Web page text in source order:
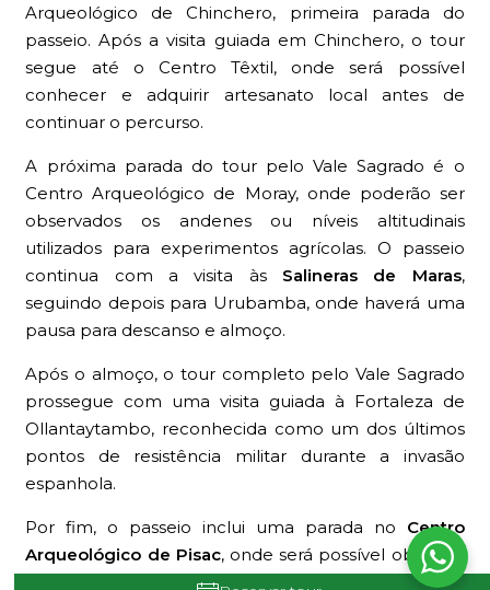
Arqueológico de Chinchero, primeira parada do
passeio. Após a visita guiada em Chinchero, o tour
segue até o Centro Têxtil, onde será possível
conhecer e adquirir artesanato local antes de
continuar o percurso.
A próxima parada do tour pelo Vale Sagrado é o
Centro Arqueológico de Moray, onde poderão ser
observados os andenes ou níveis altitudinais
utilizados para experimentos agrícolas. O passeio
continua com a visita às Salineras de Maras,
seguindo depois para Urubamba, onde haverá uma
pausa para descanso e almoço.
Após o almoço, o tour completo pelo Vale Sagrado
prossegue com uma visita guiada à Fortaleza de
Ollantaytambo, reconhecida como um dos últimos
pontos de resistência militar durante a invasão
espanhola.
Por fim, o passeio inclui uma parada no Centro
Arqueológico de Pisac, onde será possível observar
caminhos incas, pontes, aquedutos e áreas